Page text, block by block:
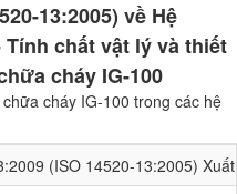
13:2005) về Hệ
chất vật lý và thiết
cháy IG-100
cháy IG-100 trong các hệ
(ISO 14520-13:2005)